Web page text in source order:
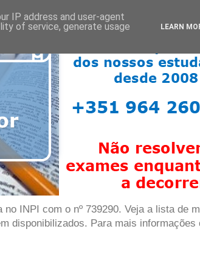
INPI com o nº 739290. Veja a lista de
disponibilizados. Para mais informações
IP address and user-agent
of service, generate usage
LEARN